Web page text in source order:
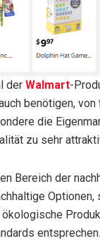
der Walmart-
benötigen,
die
zu sehr
Bereich der
entsprechen.